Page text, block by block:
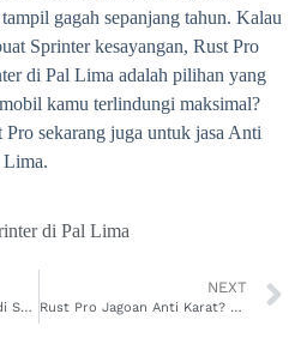
gagah sepanjang tahun. Kalau
Sprinter kesayangan, Rust Pro
di Pal Lima adalah pilihan yang
kamu terlindungi maksimal?
sekarang juga untuk jasa Anti
di Pal Lima
Anti Karat Mobil V-Class di Sungaijawi Dalam! Pelindung Optimal untuk Mobil Premium Kamu
NEXT
Rust Pro Jagoan Anti Karat? Jasa Anti Karat Mobil Sprinter di Sungaijawi Dalam Bisa Buktiin!